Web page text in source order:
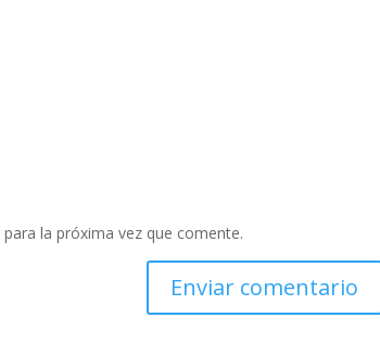
la próxima vez que comente.